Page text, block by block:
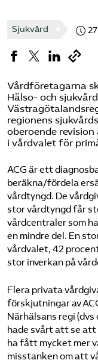
Bli
Sök på
In
Sjukvård
Vårdföretagarna
Hälso- och
regionens
oberoende
i vårdvalet för
ACG är ett
beräkna/fördela
vårdtyngd. De
stor vårdtyngd får
vårdcentraler som
en mindre del. En
vårdvalet, 42
stor inverkan på
Flera privata
förskjutningar av
Närhälsans regi
hade svårt att se
ha fått mycket mer
misstanken om att